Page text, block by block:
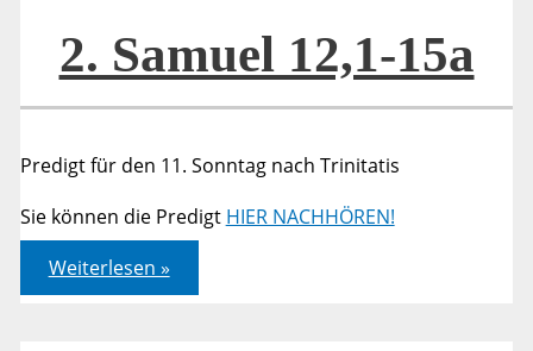
2. Samuel 12,1-15a
Predigt für den 11. Sonntag nach Trinitatis
Sie können die Predigt HIER NACHHÖREN!
2.
Samuel
12,1-
Weiterlesen »